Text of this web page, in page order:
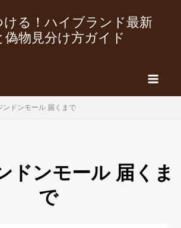
ける！ハイブランド最新
偽物見分け方ガイド
ンドンモール 届くまで
ドンモール 届くま
で